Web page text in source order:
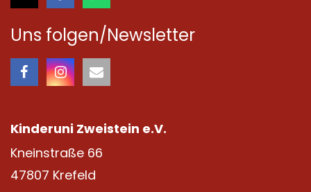
Uns folgen/Newsletter
Kinderuni Zweistein e.V.
Kneinstraße 66
47807 Krefeld